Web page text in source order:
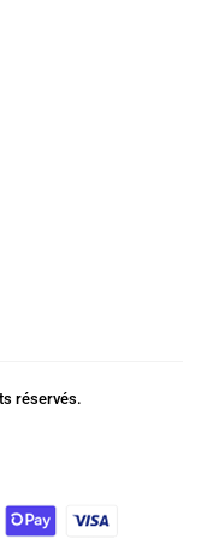
réservés.